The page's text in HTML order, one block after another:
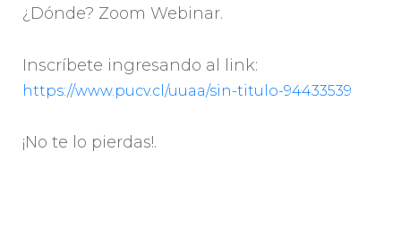
¿Dónde? Zoom Webinar.
Inscríbete ingresando al link:
https://www.pucv.cl/uuaa/sin-titulo-94433539
¡No te lo pierdas!.